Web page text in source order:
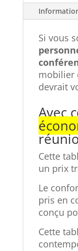
Si vous
mobilier
devrait
Avec
Cette
un prix
Le
pris en
conçu
Cette